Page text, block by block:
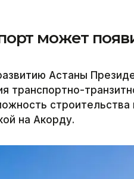
может
Астаны
транспортно-
на Акорду.